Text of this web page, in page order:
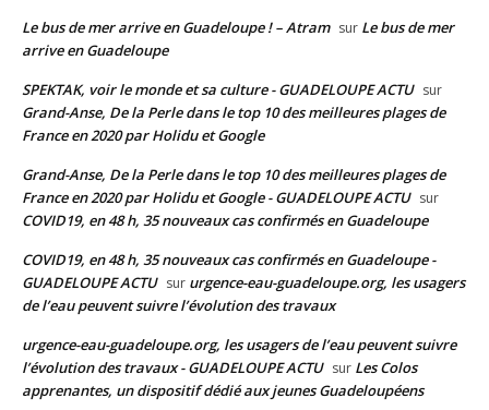
Le bus de mer arrive en Guadeloupe ! – Atram sur Le bus de mer
arrive en Guadeloupe
SPEKTAK, voir le monde et sa culture - GUADELOUPE ACTU sur
Grand-Anse, De la Perle dans le top 10 des meilleures plages de
France en 2020 par Holidu et Google
Grand-Anse, De la Perle dans le top 10 des meilleures plages de
France en 2020 par Holidu et Google - GUADELOUPE ACTU sur
COVID19, en 48 h, 35 nouveaux cas confirmés en Guadeloupe
COVID19, en 48 h, 35 nouveaux cas confirmés en Guadeloupe -
GUADELOUPE ACTU sur urgence-eau-guadeloupe.org, les usagers
de l’eau peuvent suivre l’évolution des travaux
urgence-eau-guadeloupe.org, les usagers de l’eau peuvent suivre
l’évolution des travaux - GUADELOUPE ACTU sur Les Colos
apprenantes, un dispositif dédié aux jeunes Guadeloupéens